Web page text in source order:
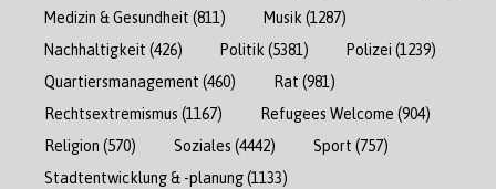
Medizin & Gesundheit (811) Musik (1287)
Nachhaltigkeit (426) Politik (5381) Polizei (1239)
Quartiersmanagement (460) Rat (981)
Rechtsextremismus (1167) Refugees Welcome (904)
Religion (570) Soziales (4442) Sport (757)
Stadtentwicklung & -planung(1133)